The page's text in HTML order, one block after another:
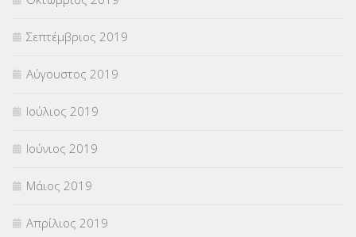
Σεπτέμβριος 2019
Αύγουστος 2019
Ιούλιος 2019
Ιούνιος 2019
Μάιος 2019
Απρίλιος 2019